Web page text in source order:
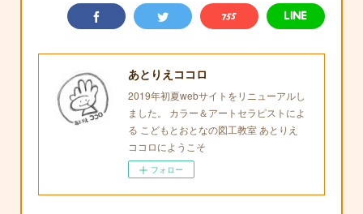
あとりえココロ
2019年初夏webサイトをリニューアルし
ました。 カラー＆アートセラピストによ
る こどもとおとなの図工教室 あとりえ
ココロにようこそ
フォロー